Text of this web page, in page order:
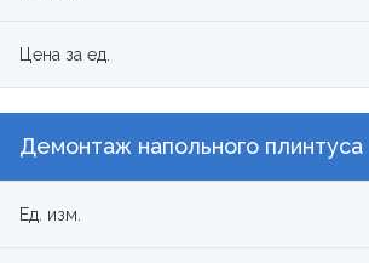
Цена за ед.
Демонтаж напольного плинтуса
Ед. изм.